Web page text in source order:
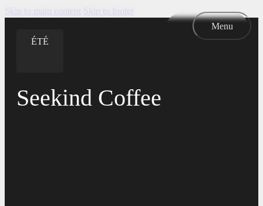
Skip to main content
Menu
ÉTÉ
ÉTÉ
Seekind Coffee